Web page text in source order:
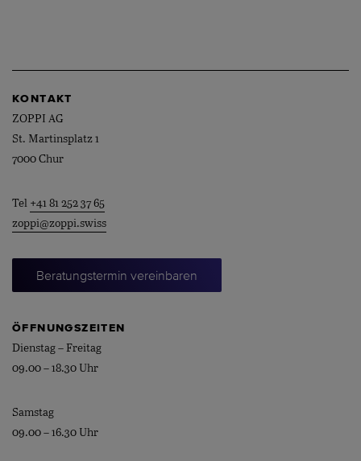
KONTAKT
ZOPPI AG
St. Martinsplatz 1
7000 Chur
Tel +41 81 252 37 65
zoppi@zoppi.swiss
Beratungstermin vereinbaren
ÖFFNUNGSZEITEN
Dienstag – Freitag
09.00 – 18.30 Uhr
Samstag
09.00 – 16.30 Uhr